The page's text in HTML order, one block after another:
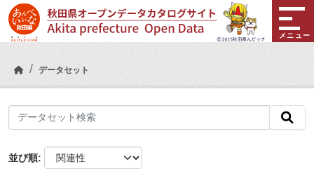
Skip to main content
メニュー
データセット
並び順